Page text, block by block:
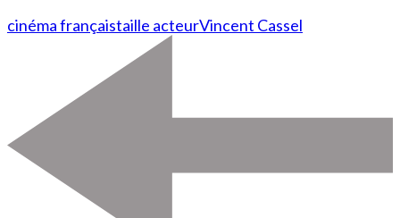
cinéma françaistaille acteurVincent Cassel